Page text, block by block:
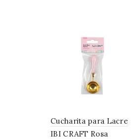
Cucharita para Lacre
IBI CRAFT Rosa